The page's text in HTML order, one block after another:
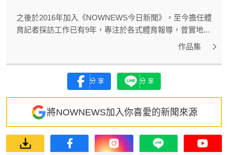
之後於2016年加入《NOWNEWS今日新聞》，至今擔任體
育記者採訪工作已有9年，專注於各式體育報導，曾實地...
作品集
分享 分享
將NOWNEWS加入你喜愛的新聞來源